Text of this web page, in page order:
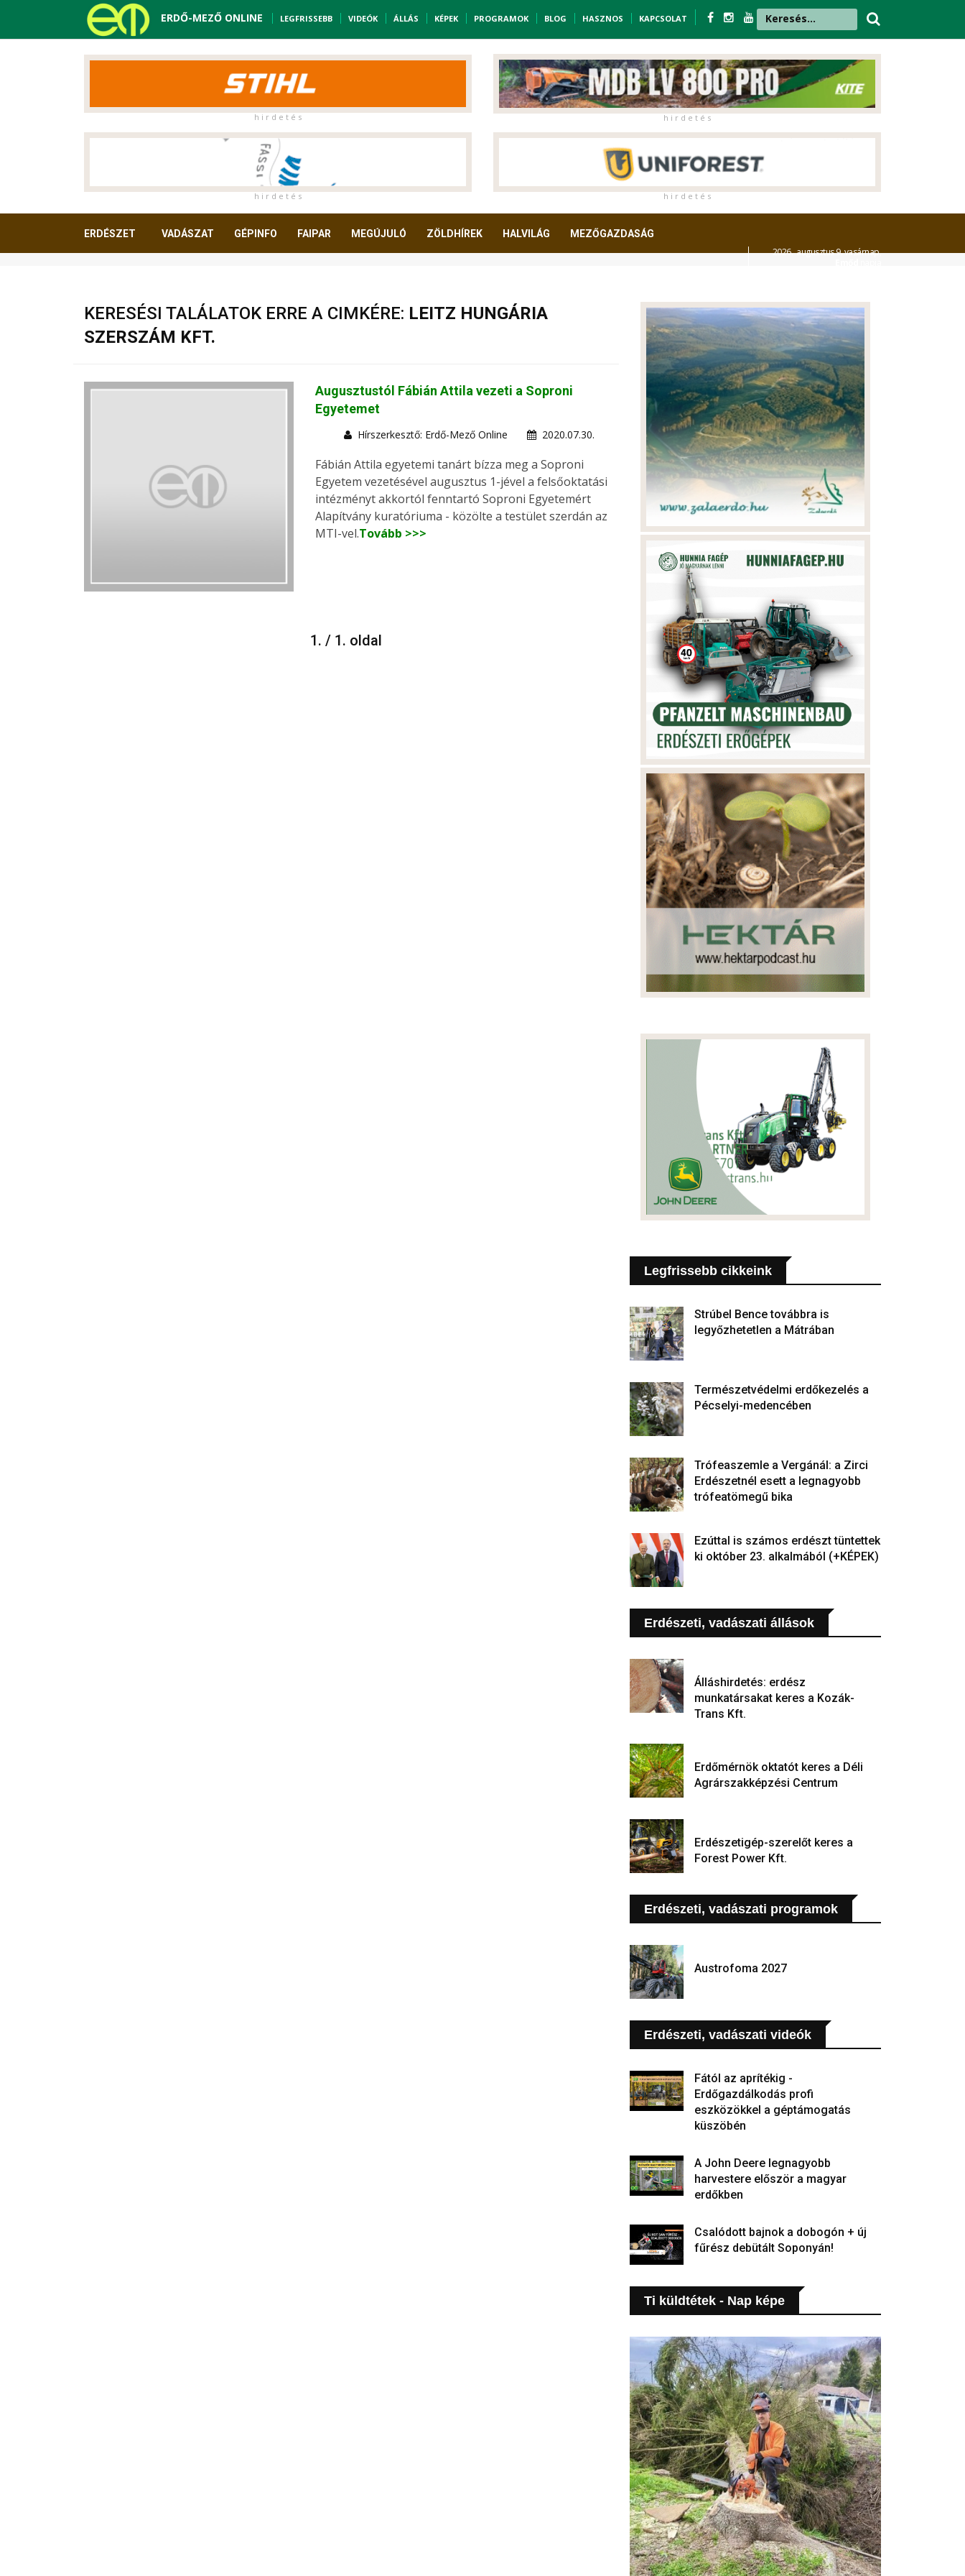
ERDŐ-MEZŐ ONLINE LEGFRISSEBB VIDEÓK ÁLLÁS KÉPEK PROGRAMOK BLOG HASZNOS KAPCSOLAT
h i r d e t é s h i r d e t é s
h i r d e t é s h i r d e t é s
ERDÉSZET VADÁSZAT GÉPINFO FAIPAR MEGÚJULÓ ZÖLDHÍREK HALVILÁG MEZŐGAZDASÁG
2026. augusztus 9. vasárnap,
KERESÉSI TALÁLATOK ERRE A CIMKÉRE: LEITZ HUNGÁRIA
SZERSZÁM KFT.
Augusztustól Fábián Attila vezeti a Soproni
Egyetemet
Hírszerkesztő: Erdő-Mező Online 2020.07.30.
Fábián Attila egyetemi tanárt bízza meg a Soproni
Egyetem vezetésével augusztus 1-jével a felsőoktatási
intézményt akkortól fenntartó Soproni Egyetemért
Alapítvány kuratóriuma - közölte a testület szerdán az
MTI-vel.Tovább >>>
1. / 1. oldal
Legfrissebb cikkeink
Strúbel Bence továbbra is
legyőzhetetlen a Mátrában
Természetvédelmi erdőkezelés a
Pécselyi-medencében
Trófeaszemle a Vergánál: a Zirci
Erdészetnél esett a legnagyobb
trófeatömegű bika
Ezúttal is számos erdészt tüntettek
ki október 23. alkalmából (+KÉPEK)
Erdészeti, vadászati állások
Álláshirdetés: erdész
munkatársakat keres a Kozák-
Trans Kft.
Erdőmérnök oktatót keres a Déli
Agrárszakképzési Centrum
Erdészetigép-szerelőt keres a
Forest Power Kft.
Erdészeti, vadászati programok
Austrofoma 2027
Erdészeti, vadászati videók
Fától az aprítékig -
Erdőgazdálkodás profi
eszközökkel a géptámogatás
küszöbén
A John Deere legnagyobb
harvestere először a magyar
erdőkben
Csalódott bajnok a dobogón + új
fűrész debütált Soponyán!
Ti küldtétek - Nap képe